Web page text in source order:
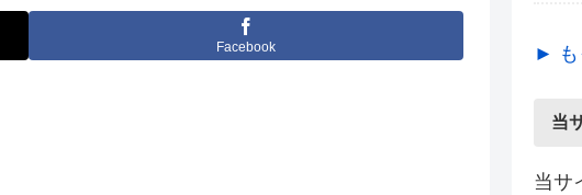
Facebook ► も
当
当サ